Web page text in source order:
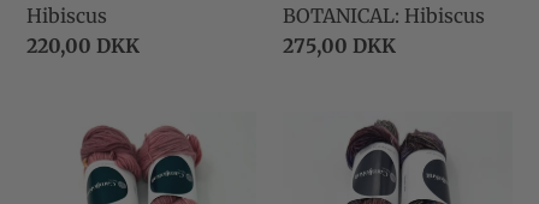
Hibiscus
Normalpris
220,00 DKK
BOTANICAL: Hibiscus
Normalpris
275,00 DKK
Merino